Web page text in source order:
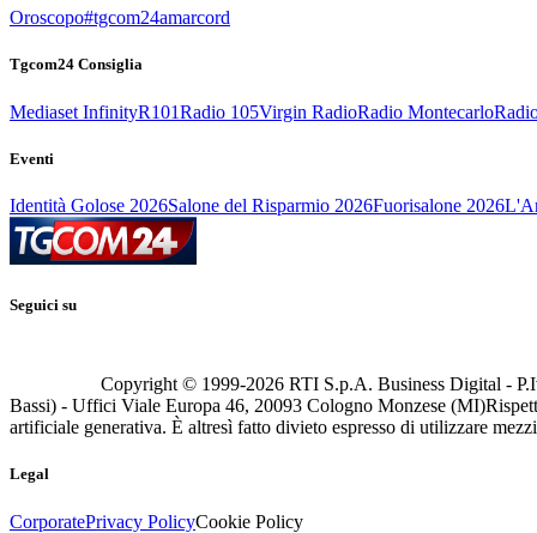
Oroscopo#tgcom24amarcord
Tgcom24 Consiglia
Mediaset InfinityR101Radio 105Virgin RadioRadio Montecarlo
Eventi
Identità Golose 2026Salone del Risparmio 2026Fuorisalone 2026
Seguici su
Copyright © 1999-2026 RTI S.p.A. Business Digital -
Bassi) - Uffici Viale Europa 46, 20093 Cologno Monzese (MI)
artificiale generativa. È altresì fatto divieto espresso di utilizzare
Legal
CorporatePrivacy PolicyCookie Policy